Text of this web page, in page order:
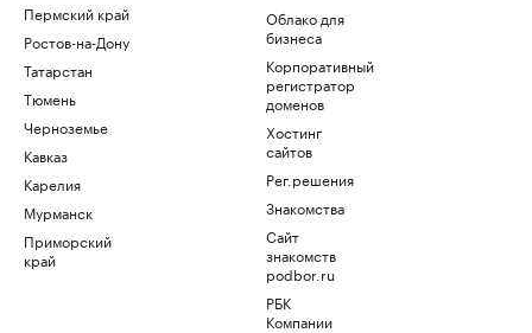
Пермский край
Ростов-на-Дону
Татарстан
Тюмень
Черноземье
Кавказ
Карелия
Мурманск
Приморский
край
Облако для
бизнеса
Корпоративный
регистратор
доменов
Хостинг
сайтов
Рег.решения
Знакомства
Сайт
знакомств
podbor.ru
РБК
Компании